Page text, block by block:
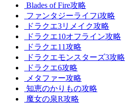
Blades of Fire攻略
ファンタジーライフi攻略
ドラクエ3リメイク攻略
ドラクエ10オフライン攻略
ドラクエ11攻略
ドラクエモンスターズ3攻略
ドラクエ6攻略
メタファー攻略
知恵のかりもの攻略
魔女の泉R攻略